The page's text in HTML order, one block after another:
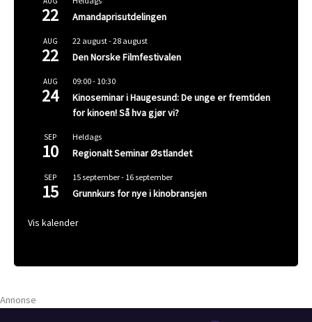
22 Amandaprisutdelingen
AUG
22
22 august-28 august
Den Norske Filmfestivalen
AUG
24
09:00- 10:30
Kinoseminar i Haugesund: De unge er fremtiden
for kinoen! Så hva gjør vi?
SEP
10
Heldags
Regionalt Seminar Østlandet
SEP
15
15 september- 16 september
Grunnkurs for nye i kinobransjen
Vis kalender
Annonse